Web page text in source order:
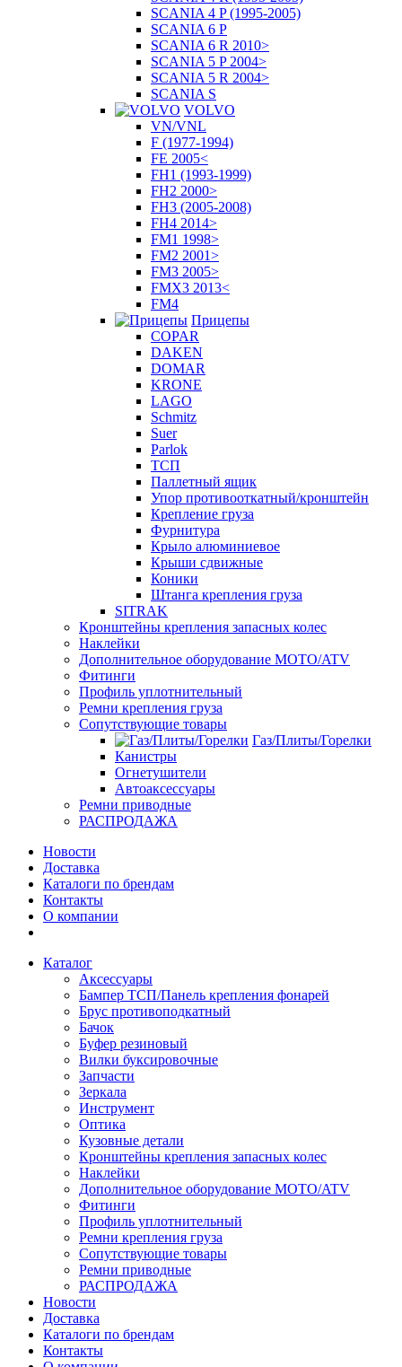
SCANIA 4 P (1995-2005)
SCANIA 6 P
SCANIA 6 R 2010>
SCANIA 5 P 2004>
SCANIA 5 R 2004>
SCANIA S
VOLVO
VN/VNL
F (1977-1994)
FE 2005<
FH1 (1993-1999)
FH2 2000>
FH3 (2005-2008)
FH4 2014>
FM1 1998>
FM2 2001>
FM3 2005>
FMX3 2013<
FM4
Прицепы
COPAR
DAKEN
DOMAR
KRONE
LAGO
Schmitz
Suer
Parlok
ТСП
Паллетный ящик
Упор противооткатный/кронштейн
Крепление груза
Фурнитура
Крыло алюминиевое
Крыши сдвижные
Коники
Штанга крепления груза
SITRAK
Кронштейны крепления запасных колес
Наклейки
Дополнительное оборудование MOTO/ATV
Фитинги
Профиль уплотнительный
Ремни крепления груза
Сопутствующие товары
Газ/Плиты/Горелки
Канистры
Огнетушители
Автоаксессуары
Ремни приводные
РАСПРОДАЖА
Новости
Доставка
Каталоги по брендам
Контакты
О компании
Каталог
Аксессуары
Бампер ТСП/Панель крепления фонарей
Брус противоподкатный
Бачок
Буфер резиновый
Вилки буксировочные
Запчасти
Зеркала
Инструмент
Оптика
Кузовные детали
Кронштейны крепления запасных колес
Наклейки
Дополнительное оборудование MOTO/ATV
Фитинги
Профиль уплотнительный
Ремни крепления груза
Сопутствующие товары
Ремни приводные
РАСПРОДАЖА
Новости
Доставка
Каталоги по брендам
Контакты